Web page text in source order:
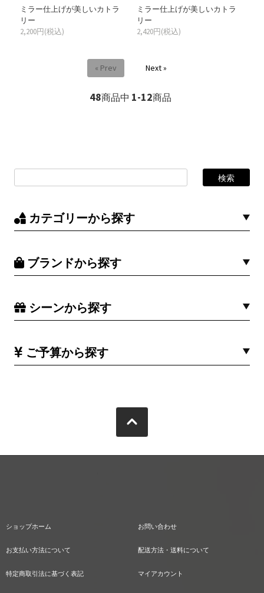
ミラー仕上げが美しいカトラ
リー
2,200円(税込)
ミラー仕上げが美しいカトラ
リー
2,420円(税込)
« Prev Next »
48商品中 1-12商品
カテゴリーから探す
ブランドから探す
シーンから探す
ご予算から探す
ショップホーム お問い合わせ
お支払い方法について 配送方法・送料について
特定商取引法に基づく表記 マイアカウント